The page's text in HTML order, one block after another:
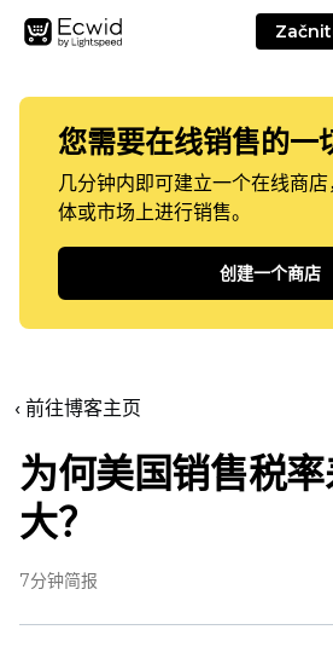
您需要在线销售的一
几分钟内即可建立一个在线商
体或市场上进行销售。
创建一个商店
‹ 前往博客主页
为何美国销售税
大？
7分钟简报